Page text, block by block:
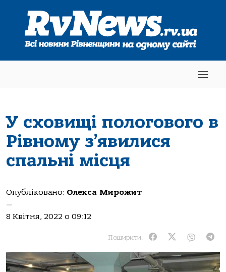
У сховищі пологового в
Рівному з’явилися
спальні місця
Опубліковано: Олекса Мирожит
—
8 Квітня, 2022 о 09:12
Поширити: